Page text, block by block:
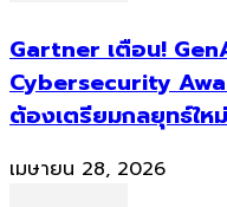
Gartner เตือน!
Cybersecurity
ต้องเตรียมกลยุทธ์ให
เมษายน 28, 2026